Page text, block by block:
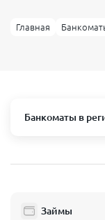
Главная
Банкоматы в
Займы